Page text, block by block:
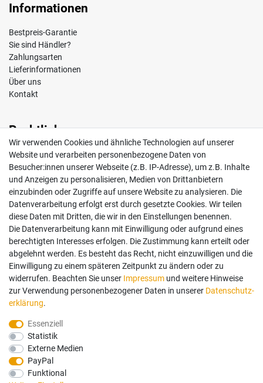
Informationen
Bestpreis-Garantie
Sie sind Händler?
Zahlungsarten
Lieferinformationen
Über uns
Kontakt
Rechtliches
Impressum
AGB
Widerrufsrecht
Datenschutz
Vertrag widerrufen
Mein Konto
Anmelden
Registrieren
Bezahlung und Versand
Wir bieten Ihnen viele Möglichkeiten einer sicheren Bezahlung.
Wir verwenden Cookies und ähnliche Technologien auf unserer
Website und verarbeiten personenbezogene Daten von
Besucher:innen unserer Webseite (z.B. IP-Adresse), um z.B. Inhalte
und Anzeigen zu personalisieren, Medien von Drittanbietern
einzubinden oder Zugriffe auf unsere Website zu analysieren. Die
Datenverarbeitung erfolgt erst durch gesetzte Cookies. Wir teilen
diese Daten mit Dritten, die wir in den Einstellungen benennen.
Die Datenverarbeitung kann mit Einwilligung oder aufgrund eines
berechtigten Interesses erfolgen. Die Zustimmung kann erteilt oder
abgelehnt werden. Es besteht das Recht, nicht einzuwilligen und die
Einwilligung zu einem späteren Zeitpunkt zu ändern oder zu
widerrufen. Beachten Sie unser Impressum und weitere Hinweise
zur Verwendung personenbezogener Daten in unserer Daten­schutz­
erklärung.
Essenziell
Statistik
Externe Medien
PayPal
Funktional